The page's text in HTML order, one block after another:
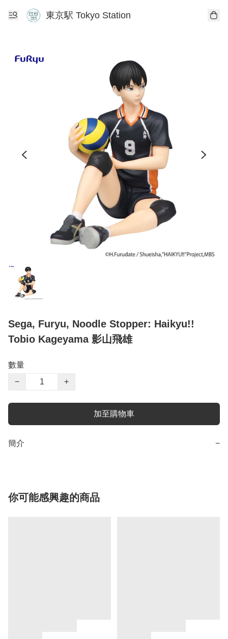
東京駅 Tokyo Station
Sega, Furyu, Noodle Stopper: Haikyu!!
Tobio Kageyama 影山飛雄
數量
−
+
加至購物車
簡介 −
你可能感興趣的商品